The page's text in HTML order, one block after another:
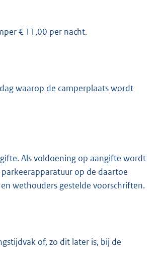
€ 11,00 per nacht.
waarop de camperplaats wordt
Als voldoening op aangifte wordt
op de daartoe
wethouders gestelde voorschriften.
of, zo dit later is, bij de